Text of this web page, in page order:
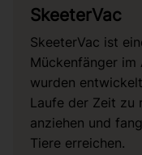
SkeeterVac
SkeeterVac ist
Mückenfänger im
wurden
Laufe der Zeit zu
anziehen und
Tiere erreichen.